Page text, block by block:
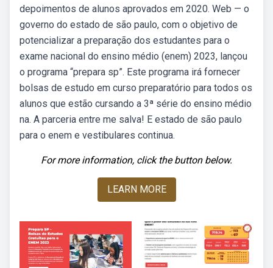
depoimentos de alunos aprovados em 2020. Web — o
governo do estado de são paulo, com o objetivo de
potencializar a preparação dos estudantes para o
exame nacional do ensino médio (enem) 2023, lançou
o programa “prepara sp”. Este programa irá fornecer
bolsas de estudo em curso preparatório para todos os
alunos que estão cursando a 3ª série do ensino médio
na. A parceria entre me salva! E estado de são paulo
para o enem e vestibulares continua.
For more information, click the button below.
LEARN MORE